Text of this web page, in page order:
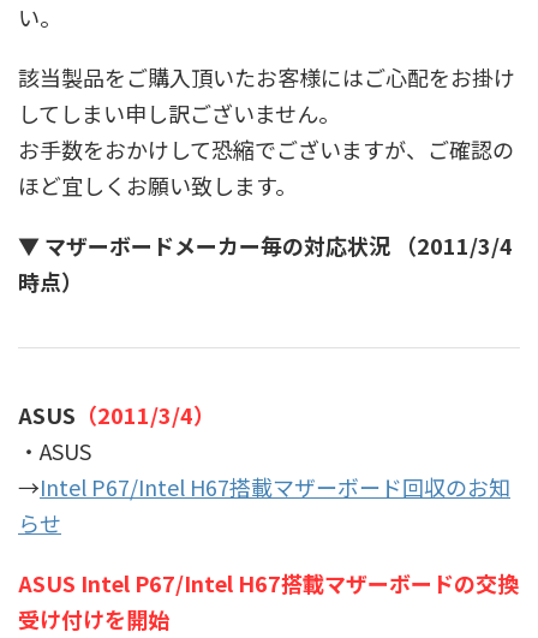
い。
該当製品をご購入頂いたお客様にはご心配をお掛け
してしまい申し訳ございません。
お手数をおかけして恐縮でございますが、ご確認の
ほど宜しくお願い致します。
▼ マザーボードメーカー毎の対応状況 （2011/3/4
時点）
ASUS （2011/3/4）
・ASUS
→Intel P67/Intel H67搭載マザーボード回収のお知
らせ
ASUS Intel P67/Intel H67搭載マザーボードの交換
受け付けを開始